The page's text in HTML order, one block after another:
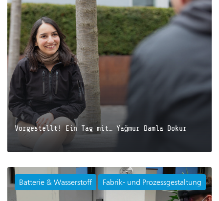
JETZT LESEN
Vorgestellt! Ein Tag mit… Yağmur Damla Dokur
Batterie & Wasserstoff Fabrik- und Prozessgestaltung